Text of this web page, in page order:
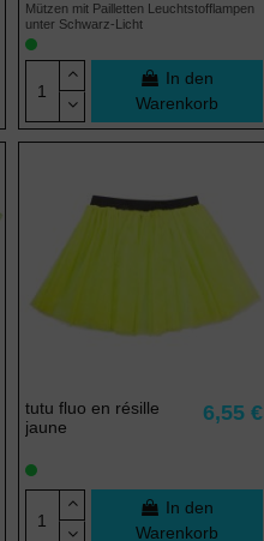
Mützen mit Pailletten Leuchtstofflampen
unter Schwarz-Licht
In den
Warenkorb
tutu fluo en résille
jaune
6,55 €
In den
Warenkorb